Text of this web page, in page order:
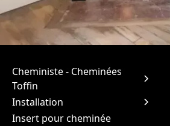
Cheministe - Cheminées
Toffin
Installation
Insert pour cheminée